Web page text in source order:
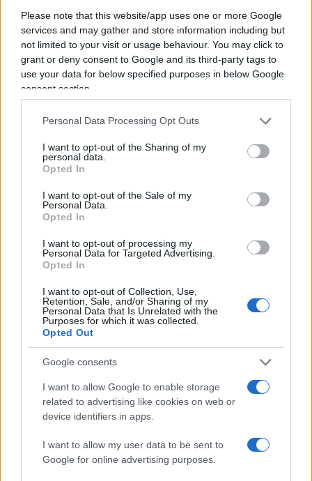
Please note that this website/app uses one or more Google
services and may gather and store information including but
not limited to your visit or usage behaviour. You may click to
grant or deny consent to Google and its third-party tags to
use your data for below specified purposes in below Google
consent section.
Personal Data Processing Opt Outs
I want to opt-out of the Sharing of my
personal data.
Opted In
I want to opt-out of the Sale of my
Personal Data.
Opted In
I want to opt-out of processing my
Personal Data for Targeted Advertising.
Opted In
I want to opt-out of Collection, Use,
Retention, Sale, and/or Sharing of my
Personal Data that Is Unrelated with the
Purposes for which it was collected.
Opted Out
Google consents
I want to allow Google to enable storage
related to advertising like cookies on web or
device identifiers in apps.
I want to allow my user data to be sent to
Google for online advertising purposes.
SEDUTE SATIRICHE
Vignetta del 07/08/2026
Vai all'archivio delle vignette
Corte dei conti, la riforma a
metà: si poteva fare di più
Chi firma non deve avere paura, chi paga le tasse
nemmeno. La magistratura contabile non deve
solo punire, ma aiutare la buona
amministrazione
Luigi Bisignani